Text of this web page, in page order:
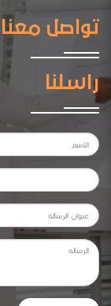
تواصل معنا
راسلنا